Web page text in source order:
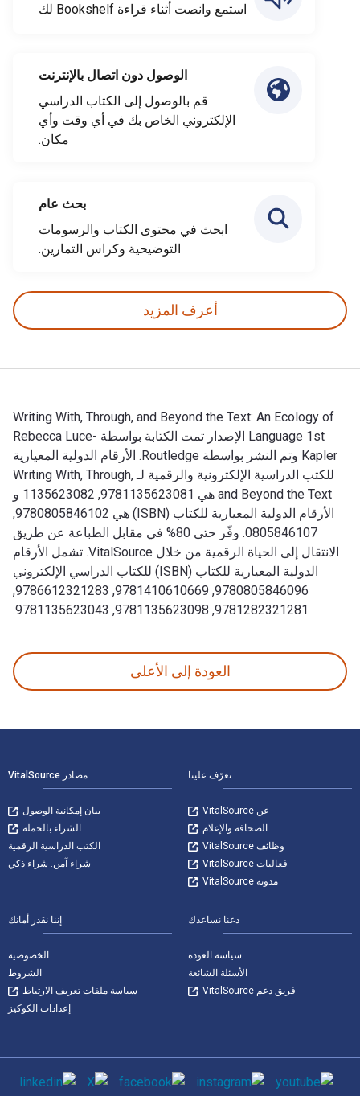
استمع وانصت أثناء قراءة Bookshelf لك
الوصول دون اتصال بالإنترنت
قم بالوصول إلى الكتاب الدراسي
الإلكتروني الخاص بك في أي وقت وأي
مكان.
بحث عام
ابحث في محتوى الكتاب والرسومات
التوضيحية وكراس التمارين.
أعرف المزيد
Writing With, Through, and Beyond the Text: An Ecology of
Language 1st الإصدار تمت الكتابة بواسطة Rebecca Luce-
Kapler وتم النشر بواسطة Routledge. الأرقام الدولية المعيارية
للكتب الدراسية الإلكترونية والرقمية لـ Writing With, Through,
and Beyond the Text هي 9781135623081, 1135623082 و
الأرقام الدولية المعيارية للكتاب (ISBN) هي 9780805846102,
0805846107. وفّر حتى 80% في مقابل الطباعة عن طريق
الانتقال إلى الحياة الرقمية من خلال VitalSource. تشمل الأرقام
الدولية المعيارية للكتاب (ISBN) للكتاب الدراسي الإلكتروني
9780805846096, 9781410610669, 9786612321283,
9781282321281, 9781135623098, 9781135623043.
العودة إلى الأعلى
تعرّف علينا
عن VitalSource
الصحافة والإعلام
وظائف VitalSource
فعاليات VitalSource
مدونة VitalSource
مصادر VitalSource
بيان إمكانية الوصول
الشراء بالجملة
الكتب الدراسية الرقمية
شراء آمن. شراء ذكي
دعنا نساعدك
سياسة العودة
الأسئلة الشائعة
فريق دعم VitalSource
إننا نقدر أمانك
الخصوصية
الشروط
سياسة ملفات تعريف الارتباط
إعدادات الكوكيز
وسائل التواصل الاجتماعي